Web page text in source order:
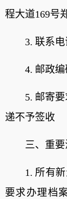
程大道169号
3. 联系电
4. 邮政编
5. 邮寄
递不予签收
三、重
1. 所有
要求办理档